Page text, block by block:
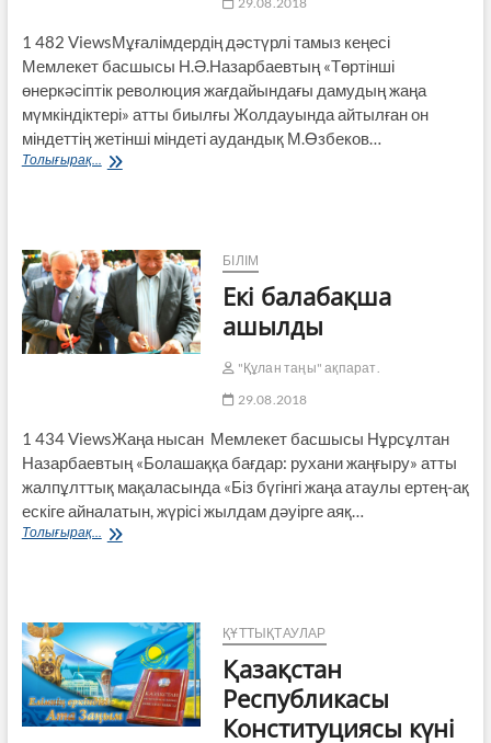
1 482 ViewsМұғалімдердің дәстүрлі тамыз кеңесі
Мемлекет басшысы Н.Ә.Назарбаевтың «Төртінші
өнеркәсіптік революция жағдайындағы дамудың жаңа
мүмкіндіктері» атты биылғы Жолдауында айтылған он
міндеттің жетінші міндеті аудандық М.Өзбеков…
Толығырақ...
Адами
дамуы
БІЛІМ
Екі балабақша
ашылды
"Құлан таңы" ақпарат.
29.08.2018
1 434 ViewsЖаңа нысан Мемлекет басшысы Нұрсұлтан
Назарбаевтың «Болашаққа бағдар: рухани жаңғыру» атты
жалпұлттық мақаласында «Біз бүгінгі жаңа атаулы ертең-ақ
ескіге айналатын, жүрісі жылдам дәуірге аяқ…
Толығырақ...
Екі
ҚҰТТЫҚТАУЛАР
Қазақстан
Республикасы
Конституциясы күні